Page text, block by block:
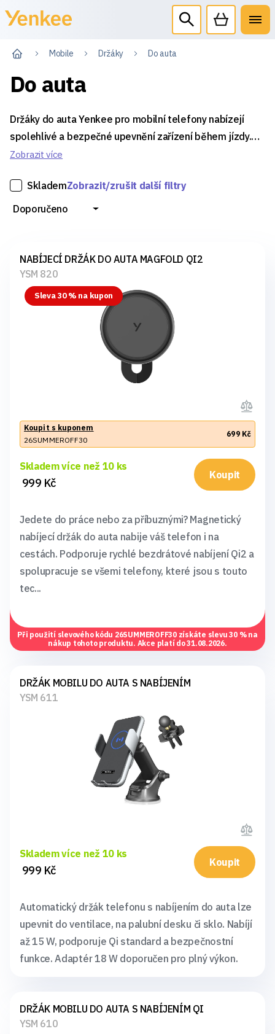
Mobile Držáky Do auta
Do auta
Držáky do auta Yenkee pro mobilní telefony nabízejí
spolehlivé a bezpečné upevnění zařízení během jízdy.
Usnadňují snadný přístup k navigaci, hudbě i hovorům a
Zobrazit více
SklademZobrazit/zrušit další filtry
Doporučeno
NABÍJECÍ DRŽÁK DO AUTA MAGFOLD QI2
YSM 820
Sleva 30 % na kupon
Koupit s kuponem
26SUMMEROFF30
699 Kč
Skladem více než 10 ks
999 Kč
Koupit
Jedete do práce nebo za příbuznými? Magnetický
nabíjecí držák do auta nabije váš telefon i na
cestách. Podporuje rychlé bezdrátové nabíjení Qi2 a
spolupracuje se všemi telefony, které jsou s touto
tec...
Při použití slevového kódu 26SUMMEROFF30 získáte slevu 30 % na
nákup tohoto produktu. Akce platí do 31.08.2026.
DRŽÁK MOBILU DO AUTA S NABÍJENÍM
YSM 611
Skladem více než 10 ks
999 Kč
Koupit
Automatický držák telefonu s nabíjením do auta lze
upevnit do ventilace, na palubní desku či sklo. Nabíjí
až 15 W, podporuje Qi standard a bezpečnostní
funkce. Adaptér 18 W doporučen pro plný výkon.
DRŽÁK MOBILU DO AUTA S NABÍJENÍM QI
YSM 610